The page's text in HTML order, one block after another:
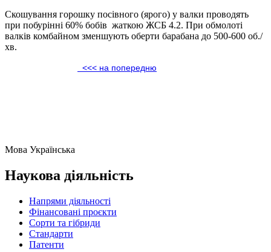
Скошування горошку посівного (ярого) у валки проводять
при побурінні 60% бобів жаткою ЖСБ 4.2. При обмолоті
валків комбайном зменшують оберти барабана до 500-600 об./
хв.
<<< на попередню
Мова Українська
Наукова діяльність
Напрями діяльності
Фінансовані проєкти
Сорти та гібриди
Стандарти
Патенти